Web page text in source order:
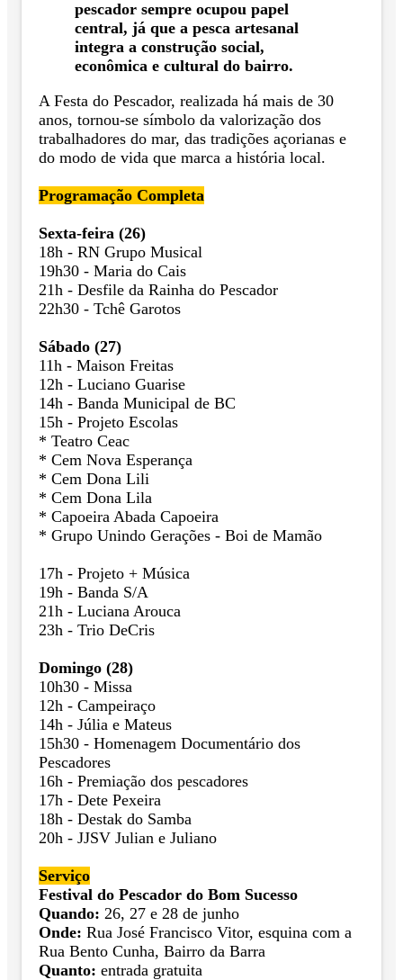
pescador sempre ocupou papel
central, já que a pesca artesanal
integra a construção social,
econômica e cultural do bairro.
A Festa do Pescador, realizada há mais de 30
anos, tornou-se símbolo da valorização dos
trabalhadores do mar, das tradições açorianas e
do modo de vida que marca a história local.
Programação Completa
Sexta-feira (26)
18h - RN Grupo Musical
19h30 - Maria do Cais
21h - Desfile da Rainha do Pescador
22h30 - Tchê Garotos
Sábado (27)
11h - Maison Freitas
12h - Luciano Guarise
14h - Banda Municipal de BC
15h - Projeto Escolas
* Teatro Ceac
* ⁠Cem Nova Esperança
* ⁠Cem Dona Lili
* Cem Dona Lila
* Capoeira Abada Capoeira
* Grupo Unindo Gerações - Boi de Mamão
17h - Projeto + Música
19h - Banda S/A
21h - Luciana Arouca
23h - Trio DeCris
Domingo (28)
10h30 - Missa
12h - Campeiraço
14h - Júlia e Mateus
15h30 - Homenagem Documentário dos
Pescadores
16h - Premiação dos pescadores
17h - Dete Pexeira
18h - Destak do Samba
20h - JJSV Julian e Juliano
Serviço
Festival do Pescador do Bom Sucesso
Quando: 26, 27 e 28 de junho
Onde: Rua José Francisco Vitor, esquina com a
Rua Bento Cunha, Bairro da Barra
Quanto: entrada gratuita